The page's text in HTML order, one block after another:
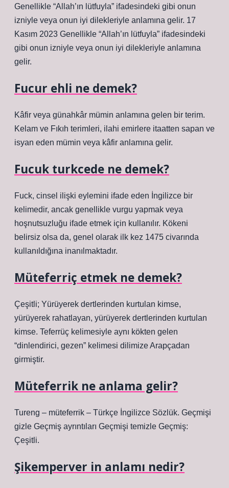
Genellikle “Allah’ın lütfuyla” ifadesindeki gibi onun
izniyle veya onun iyi dilekleriyle anlamına gelir. 17
Kasım 2023 Genellikle “Allah’ın lütfuyla” ifadesindeki
gibi onun izniyle veya onun iyi dilekleriyle anlamına
gelir.
Fucur ehli ne demek?
Kâfir veya günahkâr mümin anlamına gelen bir terim.
Kelam ve Fıkıh terimleri, ilahi emirlere itaatten sapan ve
isyan eden mümin veya kâfir anlamına gelir.
Fucuk turkcede ne demek?
Fuck, cinsel ilişki eylemini ifade eden İngilizce bir
kelimedir, ancak genellikle vurgu yapmak veya
hoşnutsuzluğu ifade etmek için kullanılır. Kökeni
belirsiz olsa da, genel olarak ilk kez 1475 civarında
kullanıldığına inanılmaktadır.
Müteferriç etmek ne demek?
Çeşitli; Yürüyerek dertlerinden kurtulan kimse,
yürüyerek rahatlayan, yürüyerek dertlerinden kurtulan
kimse. Teferrüç kelimesiyle aynı kökten gelen
“dinlendirici, gezen” kelimesi dilimize Arapçadan
girmiştir.
Müteferrik ne anlama gelir?
Tureng – müteferrik – Türkçe İngilizce Sözlük. Geçmişi
gizle Geçmiş ayrıntıları Geçmişi temizle Geçmiş:
Çeşitli.
Şikemperver in anlamı nedir?